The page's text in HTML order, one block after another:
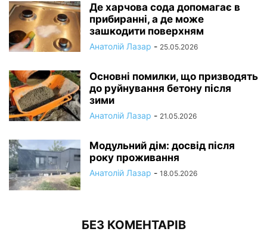
Де харчова сода допомагає в
прибиранні, а де може
зашкодити поверхням
Анатолій Лазар - 25.05.2026
Основні помилки, що призводять
до руйнування бетону після
зими
Анатолій Лазар - 21.05.2026
Модульний дім: досвід після
року проживання
Анатолій Лазар - 18.05.2026
БЕЗ КОМЕНТАРІВ